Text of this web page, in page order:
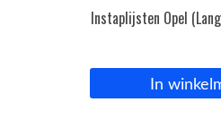
Instaplijsten Opel
In